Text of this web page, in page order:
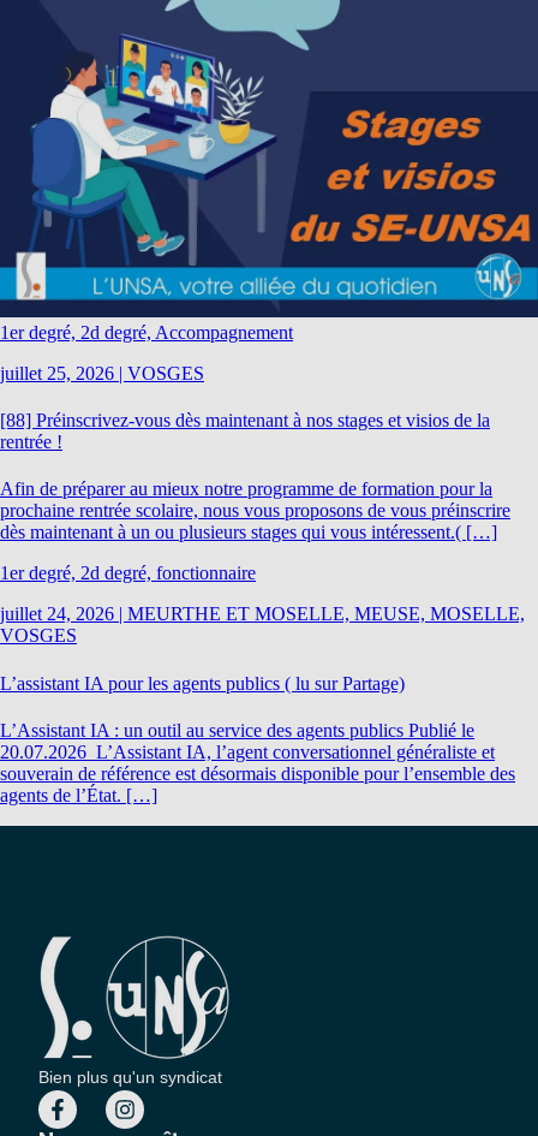
1er degré, 2d degré, Accompagnement
juillet 25, 2026 | VOSGES
[88] Préinscrivez-vous dès maintenant à nos stages et visios de la
rentrée !
Afin de préparer au mieux notre programme de formation pour la
prochaine rentrée scolaire, nous vous proposons de vous préinscrire
dès maintenant à un ou plusieurs stages qui vous intéressent.( […]
1er degré, 2d degré, fonctionnaire
juillet 24, 2026 | MEURTHE ET MOSELLE, MEUSE, MOSELLE,
VOSGES
L’assistant IA pour les agents publics ( lu sur Partage)
L’Assistant IA : un outil au service des agents publics Publié le
20.07.2026 L’Assistant IA, l’agent conversationnel généraliste et
souverain de référence est désormais disponible pour l’ensemble des
agents de l’État. […]
Bien plus qu'un syndicat